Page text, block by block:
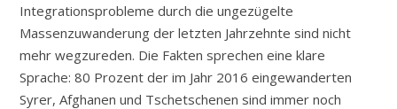
Integrationsprobleme durch die ungezügelte
Massenzuwanderung der letzten Jahrzehnte sind nicht
mehr wegzureden. Die Fakten sprechen eine klare
Sprache: 80 Prozent der im Jahr 2016 eingewanderten
Syrer, Afghanen und Tschetschenen sind immer noch